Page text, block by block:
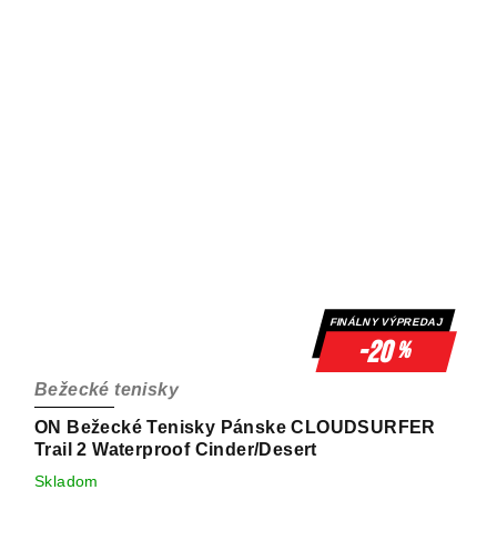
FINÁLNY VÝPREDAJ
-20%
ON Bežecké Tenisky Pánske CLOUDSURFER
Trail 2 Waterproof Cinder/Desert
Bežecké tenisky
Skladom